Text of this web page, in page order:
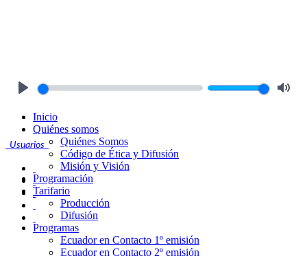
Usuarios
Inicio
Quiénes somos
Quiénes Somos
Código de Ética y Difusión
Misión y Visión
Programación
Tarifario
Producción
Difusión
Programas
Ecuador en Contacto 1º emisión
Ecuador en Contacto 2º emisión